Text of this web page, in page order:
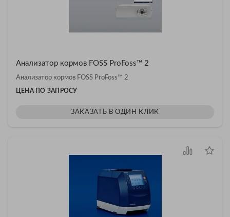
Анализатор кормов FOSS ProFoss™ 2
Анализатор кормов FOSS ProFoss™ 2
ЦЕНА ПО ЗАПРОСУ
ЗАКАЗАТЬ В ОДИН КЛИК